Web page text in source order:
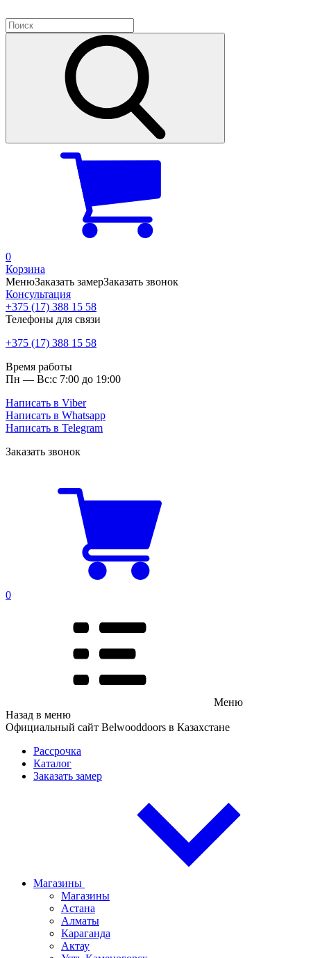
0
Корзина
МенюЗаказать замерЗаказать звонок
Консультация
+375 (17) 388 15 58
Телефоны для связи
+375 (17) 388 15 58
Время работы
Пн — Вс:с 7:00 до 19:00
Написать в Viber
Написать в Whatsapp
Написать в Telegram
Заказать звонок
0
Меню
Назад в меню
Официальный сайт Belwooddoors в Казахстане
Рассрочка
Каталог
Заказать замер
Магазины
Магазины
Астана
Алматы
Караганда
Актау